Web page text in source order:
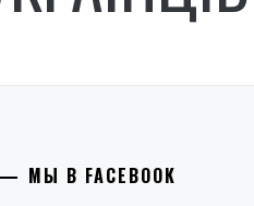
МЫ В FACEBOOK